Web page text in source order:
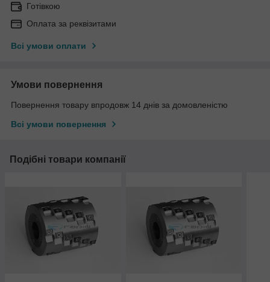
Готівкою
Оплата за реквізитами
Всі умови оплати
Умови повернення
Повернення товару впродовж 14 днів за домовленістю
Всі умови повернення
Подібні товари компанії